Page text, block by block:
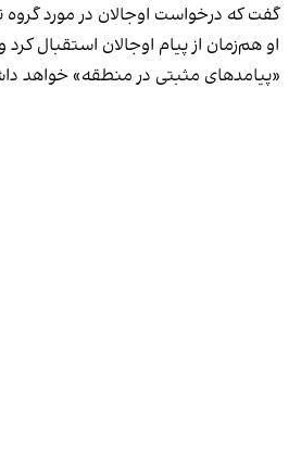
گفت که درخواست اوجالان در مورد
او هم‌زمان از پیام اوجالان استقبال
«پیامدهای مثبتی در منطقه» خواهد